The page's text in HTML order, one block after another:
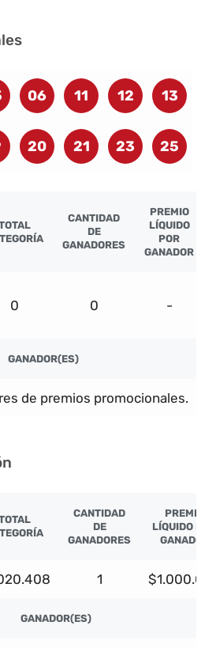
06 11 12 13
20 21 23 25
CANTIDAD
DE
GANADORES
PREMIO
LÍQUIDO
POR
GANADOR
0 0 -
GANADOR(ES)
de premios promocionales.
CANTIDAD
DE
GANADORES
PREMIO
LÍQUIDO POR
GANADOR
1
GANADOR(ES)